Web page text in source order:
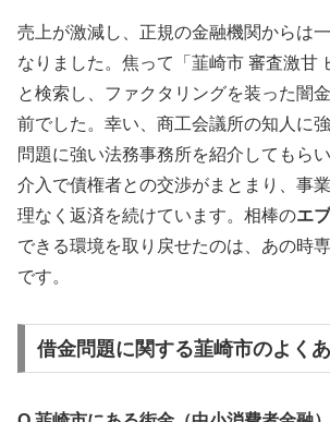
売上が激減し、正規の金融機関からは
なりました。焦って「韮崎市 審査激甘
と検索し、ファクタリングを装った闇
前でした。幸い、商工会議所の知人に
問題に強い法務事務所を紹介してもら
介入で債権者との交渉がまとまり、事
理なく返済を続けています。相棒のエ
できる環境を取り戻せたのは、あの時
です。
借金問題に関する韮崎市のよく